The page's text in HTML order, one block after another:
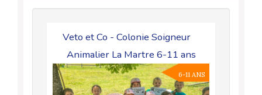
Veto et Co - Colonie Soigneur
Animalier La Martre 6-11 ans
6-11 ANS